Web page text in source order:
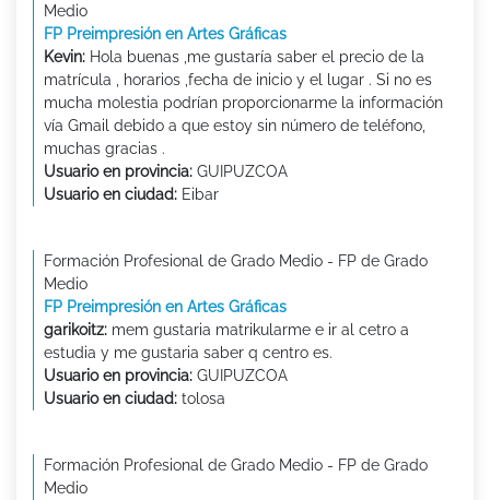
Medio
FP Preimpresión en Artes Gráficas
Kevin: Hola buenas ,me gustaría saber el precio de la
matrícula , horarios ,fecha de inicio y el lugar . Si no es
mucha molestia podrían proporcionarme la información
vía Gmail debido a que estoy sin número de teléfono,
muchas gracias .
Usuario en provincia: GUIPUZCOA
Usuario en ciudad: Eibar
Formación Profesional de Grado Medio - FP de Grado
Medio
FP Preimpresión en Artes Gráficas
garikoitz: mem gustaria matrikularme e ir al cetro a
estudia y me gustaria saber q centro es.
Usuario en provincia: GUIPUZCOA
Usuario en ciudad: tolosa
Formación Profesional de Grado Medio - FP de Grado
Medio